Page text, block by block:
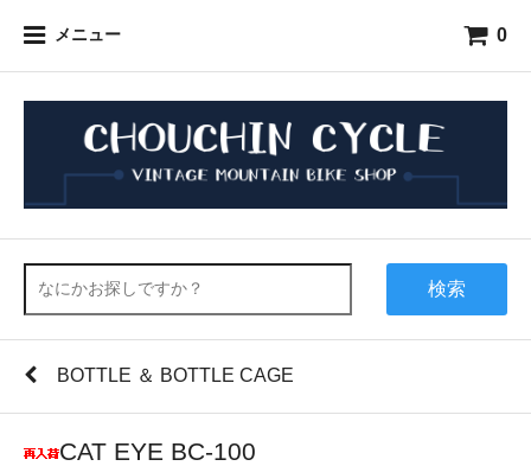
メニュー 0
検索
BOTTLE ＆ BOTTLE CAGE
CAT EYE BC-100